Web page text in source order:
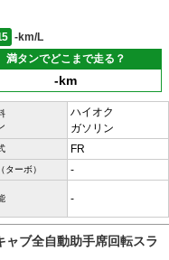
-km/L
満タンでどこまで走る？
-km
ハイオク
ガソリン
FR
ターボ） -
-
ブ全自動助手席回転スラ